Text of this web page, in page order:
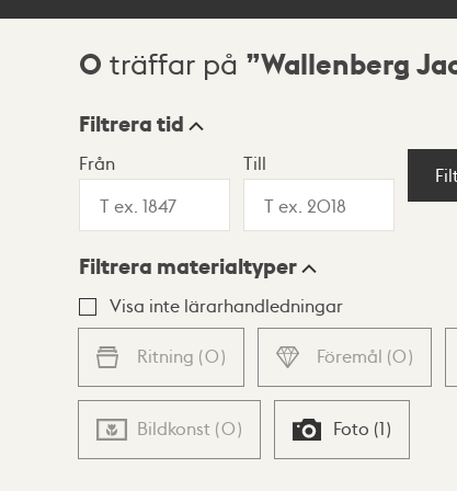
Sökresultat
0 träffar på Wallenberg
Visningsläge
Lista Karta
Filtrera tid
Från Till
Filtrera materialtyper
Visa inte lärarhandledningar
Ritning (0) Föremål (0)
Bildkonst (0) Foto (1)